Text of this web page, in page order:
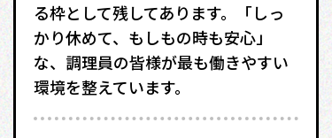
る枠として残してあります。「しっ
かり休めて、もしもの時も安心」
な、調理員の皆様が最も働きやすい
環境を整えています。